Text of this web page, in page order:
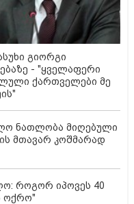
გიორგი
- "ყველაფერი
ქართველები მე
ნათლობა მიღებული
მთავარ კოშმარად
როგორ იპოვეს 40
ოქრო"